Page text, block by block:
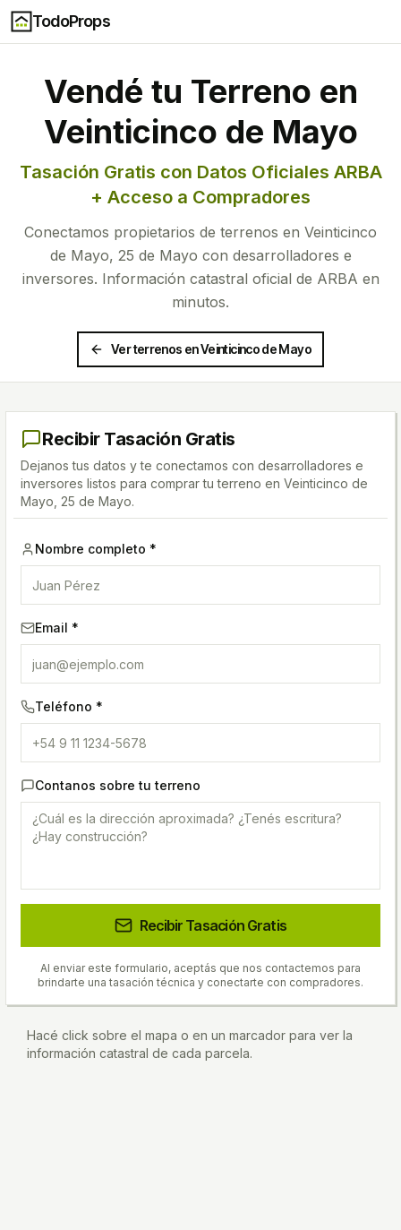
TodoProps
Vendé tu Terreno en
Veinticinco de Mayo
Tasación Gratis con Datos Oficiales ARBA
+ Acceso a Compradores
Conectamos propietarios de terrenos en Veinticinco
de Mayo, 25 de Mayo con desarrolladores e
inversores. Información catastral oficial de ARBA en
minutos.
Ver terrenos enVeinticinco de Mayo
Recibir Tasación Gratis
Dejanos tus datos y te conectamos con desarrolladores e
inversores listos para comprar tu terreno en Veinticinco de
Mayo, 25 de Mayo.
Nombre completo *
Email *
Teléfono *
Contanos sobre tu terreno
Recibir Tasación Gratis
Al enviar este formulario, aceptás que nos contactemos para
brindarte una tasación técnica y conectarte con compradores.
Hacé click sobre el mapa o en un marcador para ver la
información catastral de cada parcela.